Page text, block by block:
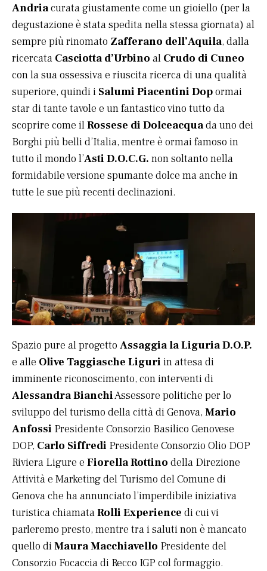
Andriacurata giustamente come un gioiello (per la
degustazione è stata spedita nella stessa giornata) al
sempre più rinomato Zafferano dell’Aquila, dalla
ricercata Casciotta d’Urbino al Crudo di Cuneo
con la sua ossessiva e riuscita ricerca di una qualità
superiore, quindi i Salumi Piacentini Dopormai
star di tante tavole e un fantastico vino tutto da
scoprire come ilRossese di Dolceacquada uno dei
Borghi più belli d’Italia, mentre è ormai famoso in
tutto il mondo l’Asti D.O.C.G. non soltanto nella
formidabile versione spumante dolce ma anche in
tutte le sue più recenti declinazioni.
Spazio pure al progetto Assaggia la Liguria D.O.P.
e alle Olive Taggiasche Liguri in attesa di
imminente riconoscimento, con interventi di
Alessandra BianchiAssessore politiche per lo
sviluppo del turismo della città di Genova, Mario
Anfossi Presidente Consorzio Basilico Genovese
DOP, Carlo Siffredi Presidente Consorzio Olio DOP
Riviera Ligure e Fiorella Rottino della Direzione
Attività e Marketing del Turismo del Comune di
Genova che ha annunciato l’imperdibile iniziativa
turistica chiamataRolli Experience di cui vi
parleremo presto, mentre tra i saluti non è mancato
quello diMaura Macchiavello Presidente del
Consorzio Focaccia di Recco IGP col formaggio.